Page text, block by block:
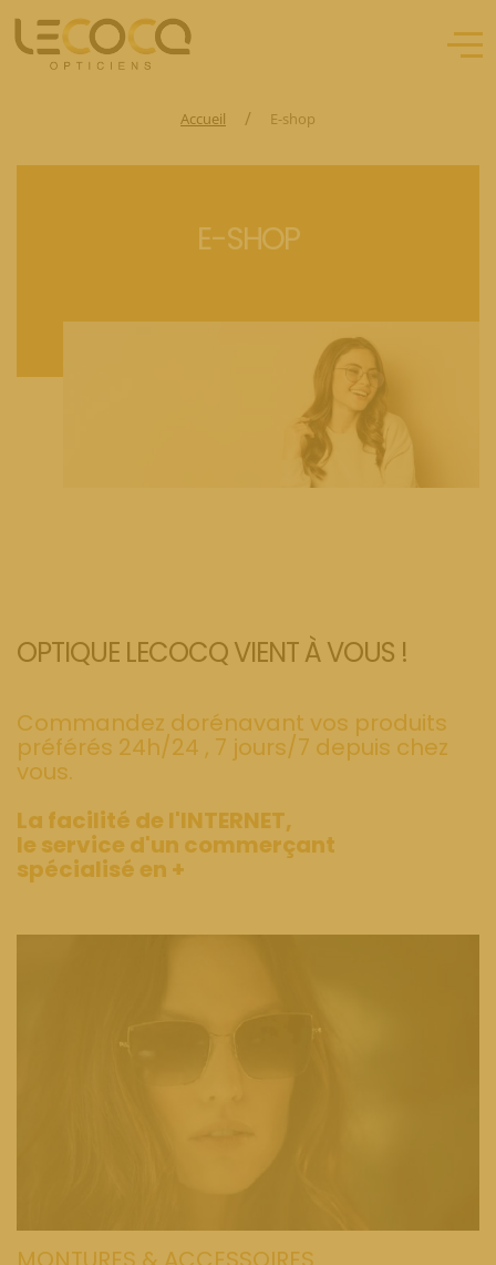
Accueil / E-shop
E-SHOP
OPTIQUE LECOCQ VIENT À VOUS !
Commandez dorénavant vos produits
préférés 24h/24 , 7 jours/7 depuis chez
vous.
La facilité de l'INTERNET,
le service d'un commerçant
spécialisé en +